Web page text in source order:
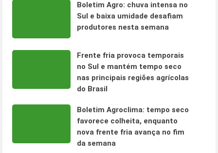
Boletim Agro: chuva intensa no
Sul e baixa umidade desafiam
produtores nesta semana
Frente fria provoca temporais
no Sul e mantém tempo seco
nas principais regiões agrícolas
do Brasil
Boletim Agroclima: tempo seco
favorece colheita, enquanto
nova frente fria avança no fim
da semana